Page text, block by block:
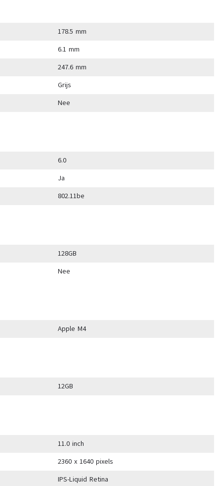
178.5 mm
6.1 mm
247.6 mm
Grijs
Nee
6.0
Ja
802.11be
128GB
Nee
Apple M4
12GB
11.0 inch
2360 x 1640 pixels
IPS-Liquid Retina